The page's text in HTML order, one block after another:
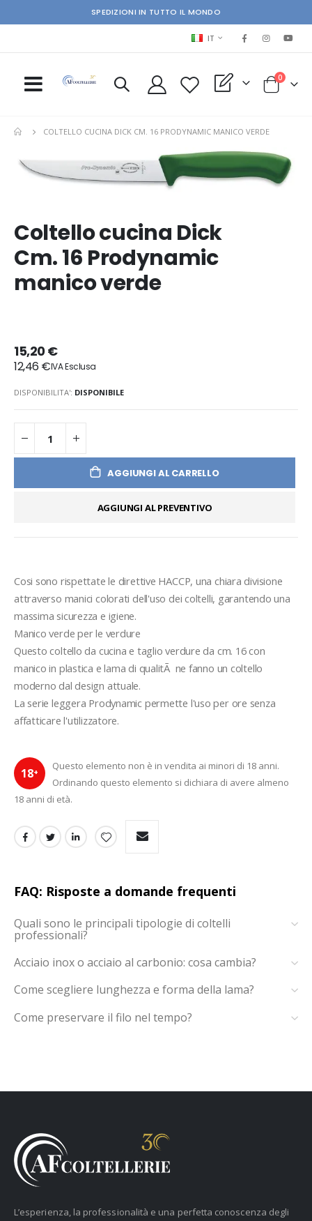
SPEDIZIONI IN TUTTO IL MONDO
LINGUA
IT
My Quote Cart
0elementi
COLTELLO CUCINA DICK CM. 16 PRODYNAMIC MANICO VERDE
to
the
images
gallery
Coltello cucina Dick
Cm. 16 Prodynamic
manico verde
15,20 €
12,46 €
DISPONIBILITA': DISPONIBILE
AGGIUNGI AL CARRELLO
AGGIUNGI AL PREVENTIVO
Cosi sono rispettate le direttive HACCP, una chiara divisione
attraverso manici colorati dell'uso dei coltelli, garantendo una
massima sicurezza e igiene.
Manico verde per le verdure
Questo coltello da cucina e taglio verdure da cm. 16 con
manico in plastica e lama di qualitÃ  ne fanno un coltello
moderno dal design attuale.
La serie leggera Prodynamic permette l'uso per ore senza
affatticare l'utilizzatore.
18+
Questo elemento non è in vendita ai minori di 18 anni.
Ordinando questo elemento si dichiara di avere almeno
18 anni di età.
FAQ: Risposte a domande frequenti
Quali sono le principali tipologie di coltelli
professionali?
Acciaio inox o acciaio al carbonio: cosa cambia?
Come scegliere lunghezza e forma della lama?
Come preservare il filo nel tempo?
L’esperienza, la professionalità e una perfetta conoscenza degli